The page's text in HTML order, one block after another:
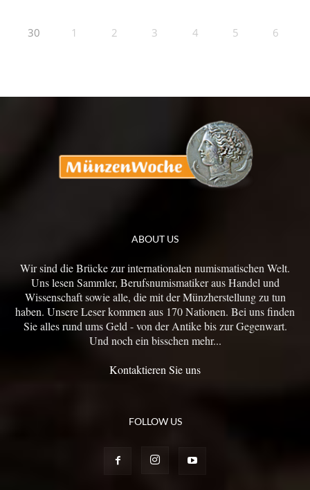
30 1 2 3 4 5 6
ABOUT US
Wir sind die Brücke zur internationalen numismatischen Welt.
Uns lesen Sammler, Berufsnumismatiker aus Handel und
Wissenschaft sowie alle, die mit der Münzherstellung zu tun
haben. Unsere Leser kommen aus 170 Nationen. Bei uns finden
Sie alles rund ums Geld - von der Antike bis zur Gegenwart.
Und noch ein bisschen mehr...
Kontaktieren Sie uns
FOLLOW US